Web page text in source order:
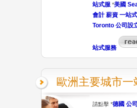
站式服 *美國
會計 薪資 一站
Toronto 公司設
站式服務
歐洲主要城市一
請點擊 *德國 公